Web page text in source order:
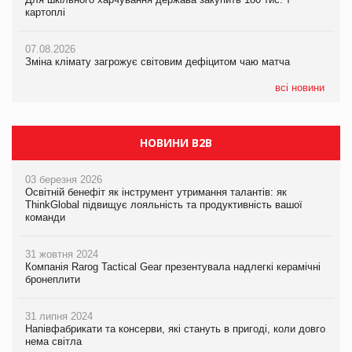
картоплі
07.08.2026
Зміна клімату загрожує світовим дефіцитом чаю матча
всі новини
07.08.2026
EVA.UA запустила кампанію «Хто б знав» про асортимент,
Kraft Heinz скоротила збиток у першому півріччі
НОВИНИ B2B
03 березня 2026
Освітній бенефіт як інструмент утримання талантів: як
ThinkGlobal підвищує лояльність та продуктивність вашої
команди
31 жовтня 2024
Компанія Rarog Tactical Gear презентувала надлегкі керамічні
бронеплити
31 липня 2024
Напівфабрикати та консерви, які стануть в пригоді, коли довго
нема світла